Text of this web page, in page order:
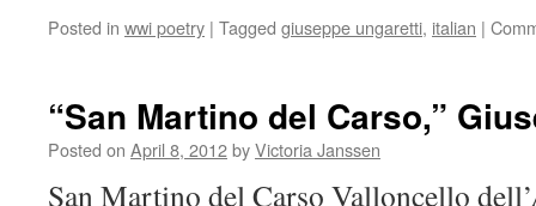
Posted in wwi poetry | Tagged giuseppe ungaretti, italian |
“San Martino del Carso,”
Posted on April 8, 2012byVictoria Janssen
San Martino del Carso Valloncello